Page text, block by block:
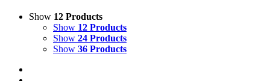
Show 12 Products
Show 12 Products
Show 24 Products
Show 36 Products